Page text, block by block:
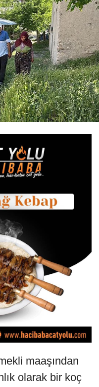
maaşından
olarak bir koç